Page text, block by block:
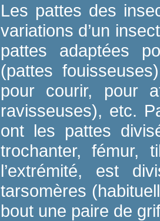
Les pattes des
variations d’un
pattes adaptées
(pattes
pour courir, pour
ravisseuses), etc.
ont les pattes
trochanter, fémur,
l’extrémité, est
tarsomères
bout une paire de